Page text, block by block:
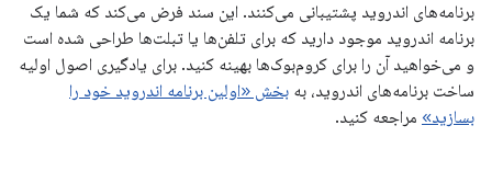
برنامه‌های اندروید پشتیبانی می‌کنند. این سند فرض می‌کند که شما یک
برنامه اندروید موجود دارید که برای تلفن‌ها یا تبلت‌ها طراحی شده است
و می‌خواهید آن را برای کروم‌بوک‌ها بهینه کنید. برای یادگیری اصول اولیه
ساخت برنامه‌های اندروید، به بخش «اولین برنامه اندروید خود را
بسازید» مراجعه کنید.